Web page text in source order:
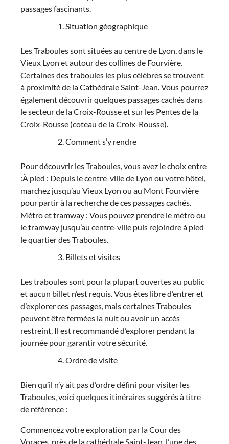
passages fascinants.
Situation géographique
Les Traboules sont situées au centre de Lyon, dans le
Vieux Lyon et autour des collines de Fourvière.
Certaines des traboules les plus célèbres se trouvent
à proximité de la Cathédrale Saint-Jean. Vous pourrez
également découvrir quelques passages cachés dans
le secteur de la Croix-Rousse et sur les Pentes de la
Croix-Rousse (coteau de la Croix-Rousse).
Comment s’y rendre
Pour découvrir les Traboules, vous avez le choix entre
:À pied : Depuis le centre-ville de Lyon ou votre hôtel,
marchez jusqu’au Vieux Lyon ou au Mont Fourvière
pour partir à la recherche de ces passages cachés.
Métro et tramway : Vous pouvez prendre le métro ou
le tramway jusqu’au centre-ville puis rejoindre à pied
le quartier des Traboules.
Billets et visites
Les traboules sont pour la plupart ouvertes au public
et aucun billet n’est requis. Vous êtes libre d’entrer et
d’explorer ces passages, mais certaines Traboules
peuvent être fermées la nuit ou avoir un accès
restreint. Il est recommandé d’explorer pendant la
journée pour garantir votre sécurité.
Ordre de visite
Bien qu’il n’y ait pas d’ordre défini pour visiter les
Traboules, voici quelques itinéraires suggérés à titre
de référence :
Commencez votre exploration par la Cour des
Voraces, près de la cathédrale Saint-Jean, l’une des